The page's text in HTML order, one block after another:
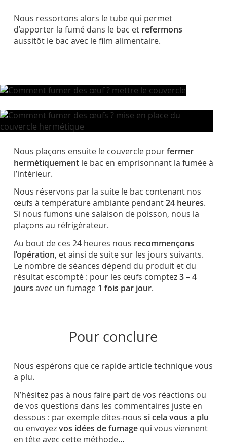
Nous ressortons alors le tube qui permet
d’apporter la fumé dans le bac et refermons
aussitôt le bac avec le film alimentaire.
Nous plaçons ensuite le couvercle pourfermer
hermétiquementle bac en emprisonnant la fumée à
l’intérieur.
Nous réservons par la suite le bac contenant nos
œufs à température ambiante pendant24 heures.
Si nous fumons une salaison de poisson, nous la
plaçons au réfrigérateur.
Au bout de ces 24 heures nous recommençons
l’opération, et ainsi de suite sur les jours suivants.
Le nombre de séances dépend du produit et du
résultat escompté : pour les œufs comptez3 – 4
jours avec un fumage 1 fois par jour.
Pour conclure
Nous espérons que ce rapide article technique vous
a plu.
N’hésitez pas à nous faire part de vos réactions ou
de vos questions dans les commentaires juste en
dessous : par exemple dites-nous si cela vous a plu
ou envoyezvos idées de fumagequi vous viennent
en tête avec cette méthode…